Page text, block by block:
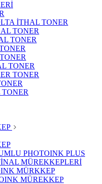
İTHAL TONER
TONER
TONER
TONER
TONER
PHOTOINK PLUS
MÜREKKEPLERİ
MÜRKKEP
MÜREKKEP